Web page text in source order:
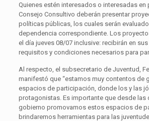
Quienes estén interesados o interesadas en
Consejo Consultivo deberán presentar
políticas públicas, los cuales serán
dependencia correspondiente. Los
el día jueves 08/07 inclusive: recibirán en
requisitos y condiciones necesarios para
Al respecto, el subsecretario de Juventud,
manifestó que “estamos muy contentos de
espacios de participación, donde los y las
protagonistas. Es importante que desde las
gobierno promovamos estos espacios de
brindaremos herramientas para las